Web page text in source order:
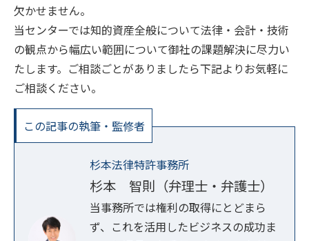
欠かせません。
当センターでは知的資産全般について法律・会計・技術
の観点から幅広い範囲について御社の課題解決に尽力い
たします。ご相談ごとがありましたら下記よりお気軽に
ご相談ください。
この記事の執筆・監修者
杉本法律特許事務所
杉本 智則（弁理士・弁護士）
当事務所では権利の取得にとどまら
ず、これを活用したビジネスの成功ま